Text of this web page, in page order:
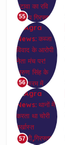
55
56
57